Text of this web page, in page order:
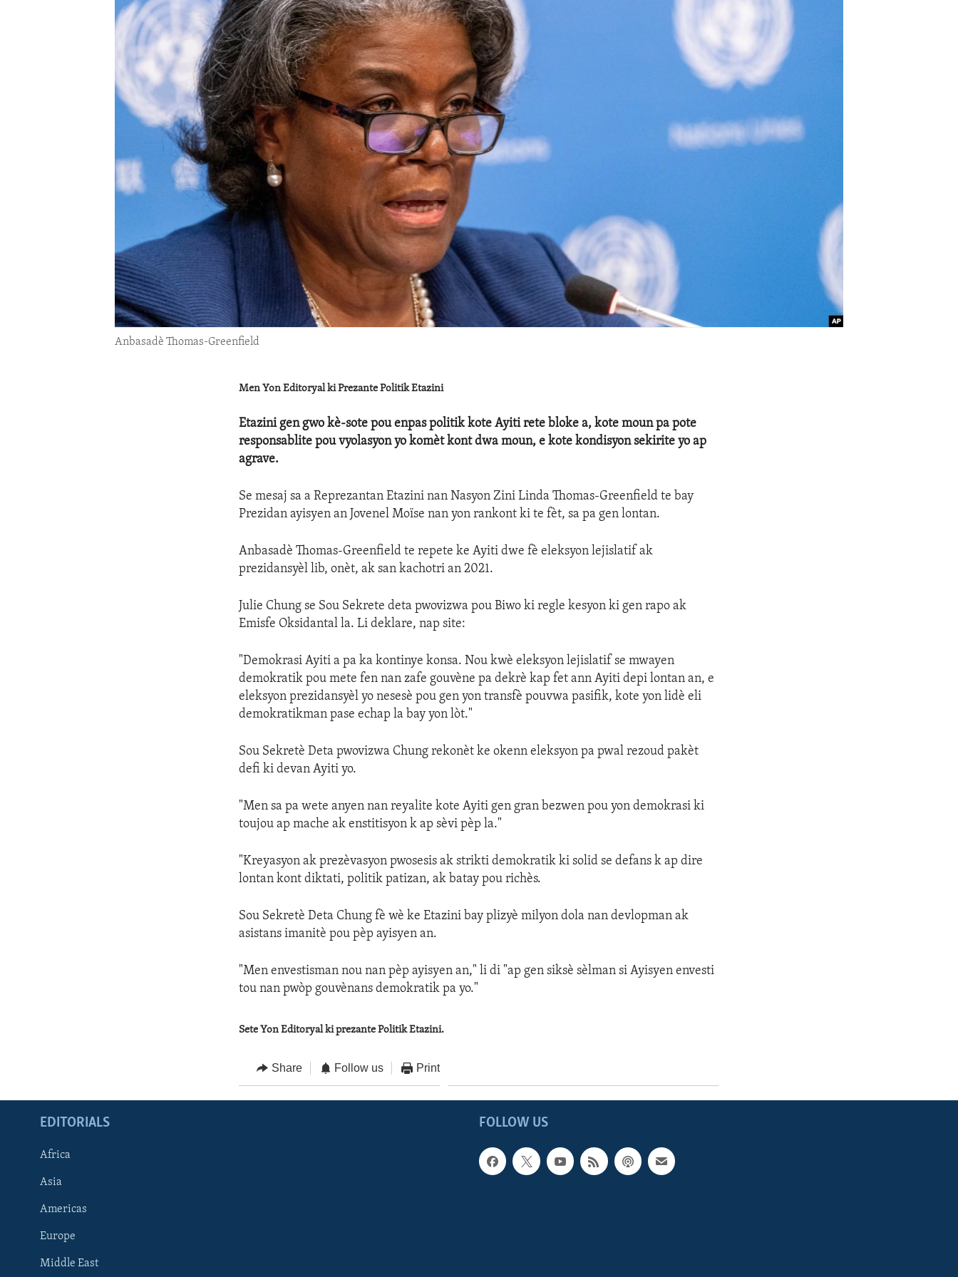
IDEALS AND INSTITUTIONS
Anbasadè Thomas-Greenfield
Men Yon Editoryal ki Prezante Politik Etazini
Etazini gen gwo kè-sote pou enpas politik kote Ayiti rete bloke a, kote moun pa pote
responsablite pou vyolasyon yo komèt kont dwa moun, e kote kondisyon sekirite yo ap
agrave.
Se mesaj sa a Reprezantan Etazini nan Nasyon Zini Linda Thomas-Greenfield te bay
Prezidan ayisyen an Jovenel Moïse nan yon rankont ki te fèt, sa pa gen lontan.
Anbasadè Thomas-Greenfield te repete ke Ayiti dwe fè eleksyon lejislatif ak
prezidansyèl lib, onèt, ak san kachotri an 2021.
Julie Chung se Sou Sekrete deta pwovizwa pou Biwo ki regle kesyon ki gen rapo ak
Emisfe Oksidantal la. Li deklare, nap site:
"Demokrasi Ayiti a pa ka kontinye konsa. Nou kwè eleksyon lejislatif se mwayen
demokratik pou mete fen nan zafe gouvène pa dekrè kap fet ann Ayiti depi lontan an, e
eleksyon prezidansyèl yo nesesè pou gen yon transfè pouvwa pasifik, kote yon lidè eli
demokratikman pase echap la bay yon lòt."
Sou Sekretè Deta pwovizwa Chung rekonèt ke okenn eleksyon pa pwal rezoud pakèt
defi ki devan Ayiti yo.
"Men sa pa wete anyen nan reyalite kote Ayiti gen gran bezwen pou yon demokrasi ki
toujou ap mache ak enstitisyon k ap sèvi pèp la."
"Kreyasyon ak prezèvasyon pwosesis ak strikti demokratik ki solid se defans k ap dire
lontan kont diktati, politik patizan, ak batay pou richès.
Sou Sekretè Deta Chung fè wè ke Etazini bay plizyè milyon dola nan devlopman ak
asistans imanitè pou pèp ayisyen an.
"Men envestisman nou nan pèp ayisyen an," li di "ap gen siksè sèlman si Ayisyen envesti
tou nan pwòp gouvènans demokratik pa yo."
Sete Yon Editoryal ki prezante Politik Etazini.
Share Follow us Print
FOLLOW US
EDITORIALS
Africa
Asia
Americas
Europe
Middle East